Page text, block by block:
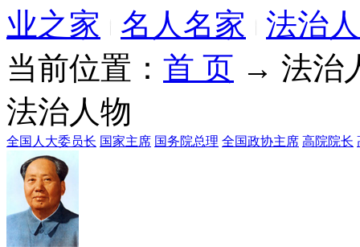
业之家
名人名家
法治
当前位置： 首 页 → 法治
法治人物
全国人大委员长 国家主席 国务院总理 全国政协主席 高院院长